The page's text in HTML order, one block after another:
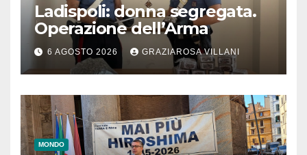
Ladispoli: donna segregata.
Operazione dell’Arma
6 AGOSTO 2026 GRAZIAROSA VILLANI
MONDO